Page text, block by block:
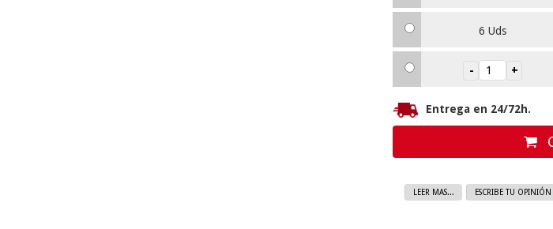
6 Uds
Entrega en 24/72h.
LEER MAS... ESCRIBE TU OPINIÓN